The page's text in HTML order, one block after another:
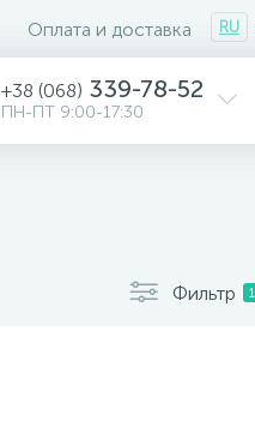
Оплата и доставка RU
+38 (068) 339-78-52
ПН-ПТ 9:00-17:30
Фильтр 1